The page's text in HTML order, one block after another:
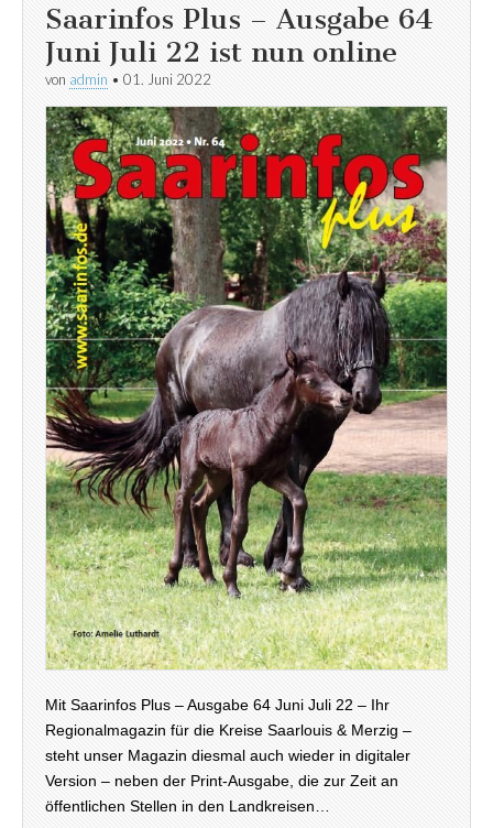
Saarinfos Plus – Ausgabe 64
Juni Juli 22 ist nun online
von admin • 01. Juni 2022
Mit Saarinfos Plus – Ausgabe 64 Juni Juli 22 – Ihr
Regionalmagazin für die Kreise Saarlouis & Merzig –
steht unser Magazin diesmal auch wieder in digitaler
Version – neben der Print-Ausgabe, die zur Zeit an
öffentlichen Stellen in den Landkreisen…